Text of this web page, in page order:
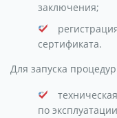
заключения;
сертификата.
Для запуска
по